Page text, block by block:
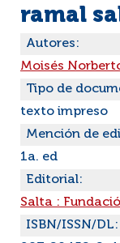
ramal
Autores:
Moisés
Tipo de
texto impreso
Mención de
1a. ed
Editorial:
Salta :
ISBN/ISSN/DL: